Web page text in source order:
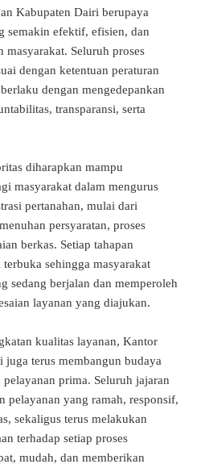
Kabupaten Dairi berupaya
semakin efektif, efisien, dan
masyarakat. Seluruh proses
dengan ketentuan peraturan
dengan mengedepankan
transparansi, serta
diharapkan mampu
masyarakat dalam mengurus
pertanahan, mulai dari
persyaratan, proses
berkas. Setiap tahapan
sehingga masyarakat
sedang berjalan dan memperoleh
layanan yang diajukan.
kualitas layanan, Kantor
juga terus membangun budaya
prima. Seluruh jajaran
pelayanan yang ramah, responsif,
sekaligus terus melakukan
terhadap setiap proses
mudah, dan memberikan